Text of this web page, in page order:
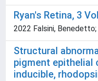
Ryan's Retina, 3
2022 Falsini,
Structural
pigment epithelial
inducible,